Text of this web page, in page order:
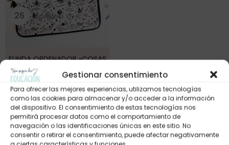
Gestionar consentimiento
Para ofrecer las mejores experiencias, utilizamos tecnologías
como las cookies para almacenar y/o acceder a la información
del dispositivo. El consentimiento de estas tecnologías nos
permitirá procesar datos como el comportamiento de
navegación o las identificaciones únicas en este sitio. No
consentir o retirar el consentimiento, puede afectar negativamente
25 SEGUNDOS
FUNDA ORDENADOR «COSAS
DE COLE» (crema)
24,95€12,95€